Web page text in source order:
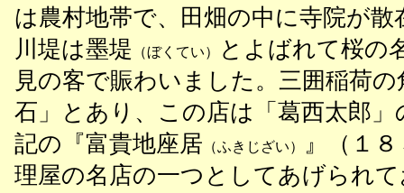
は農村地帯で、田畑の中に寺院が
川堤は墨堤
（ぼくてい）
とよばれて桜の
見の客で賑わいました。三囲稲荷
石」とあり、この店は「葛西太郎」
記の『富貴地座居 （ふきじざい）
』（１
理屋の名店の一つとしてあげられ